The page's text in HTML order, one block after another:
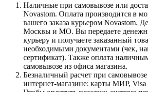
Наличные при самовывозе или
Novastom. Оплата производится в
вашего заказа курьером Novastom.
Москвы и МО. Вы передаете
курьеру и получаете заказанный
необходимыми документами (чек,
сертификат). Также оплата
самовывозе из офиса магазина.
Безналичный расчет при
интернет-магазине: карты МИР, Visa